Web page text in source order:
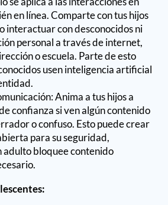
en línea. Comparte con tus hijos
interactuar con desconocidos ni
personal a través de internet,
o escuela. Parte de esto
usen inteligencia artificial
Anima a tus hijos a
confianza si ven algún contenido
o confuso. Esto puede crear
para su seguridad,
adulto bloquee contenido